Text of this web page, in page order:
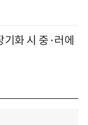
화 시 중·러에